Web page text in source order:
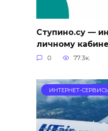
Ступино.су —
личному
0 77.3к.
ИНТЕРНЕТ-